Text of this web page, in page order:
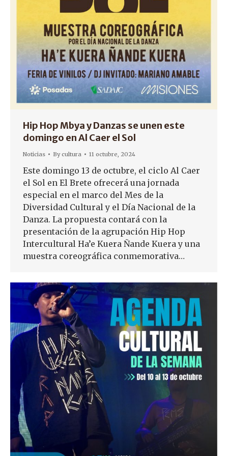
Hip Hop Mbya y Danzas se unen este
domingo en Al Caer el Sol
Noticias Bycultura 11 octubre, 2024
Este domingo 13 de octubre, el ciclo Al Caer
el Sol en El Brete ofrecerá una jornada
especial en el marco del Mes de la
Diversidad Cultural y el Día Nacional de la
Danza. La propuesta contará con la
presentación de la agrupación Hip Hop
Intercultural Ha’e Kuera Ñande Kuera y una
muestra coreográfica conmemorativa…